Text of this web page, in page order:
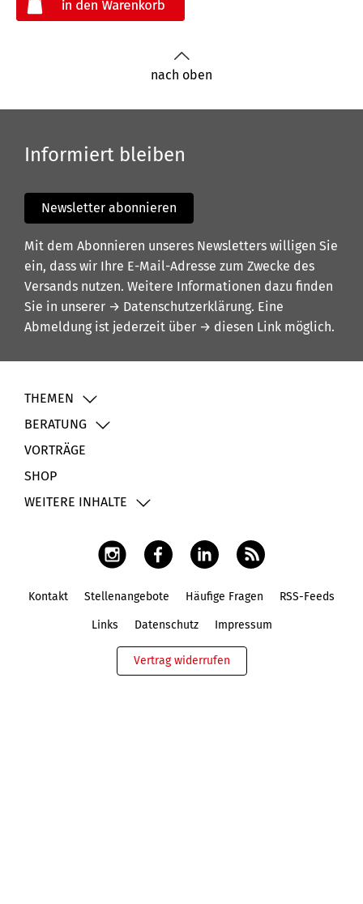
nach oben
Informiert bleiben
Newsletter abonnieren
Mit dem Abonnieren unseres Newsletters willigen Sie
ein, dass wir Ihre E-Mail-Adresse zum Zwecke des
Versands nutzen. Weitere Informationen dazu finden
Sie in unserer → Datenschutzerklärung. Eine
Abmeldung ist jederzeit über → diesen Link möglich.
THEMEN
BERATUNG
VORTRÄGE
SHOP
WEITERE INHALTE
Kontakt Stellenangebote Häufige Fragen RSS-Feeds
Links Datenschutz Impressum
Vertrag widerrufen